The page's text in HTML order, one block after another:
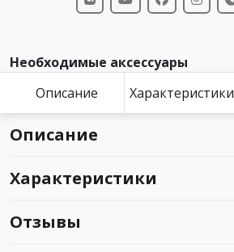
Необходимые аксессуары
Описание
Характеристики
Описание
Характеристики
Отзывы